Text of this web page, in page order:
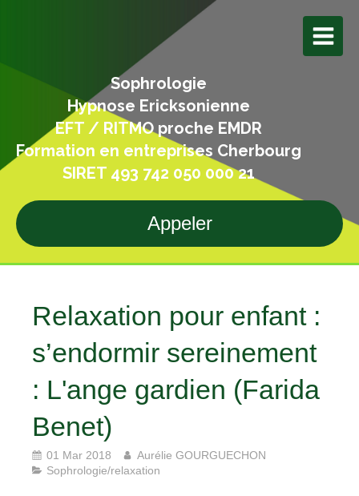
Sophrologie
Hypnose Ericksonienne
EFT / RITMO proche EMDR
Formation en entreprises Cherbourg
SIRET 493 742 050 000 21
Appeler
Relaxation pour enfant :
s’endormir sereinement
: L'ange gardien (Farida
Benet)
01 Mar 2018
Aurélie GOURGUECHON
Sophrologie/relaxation